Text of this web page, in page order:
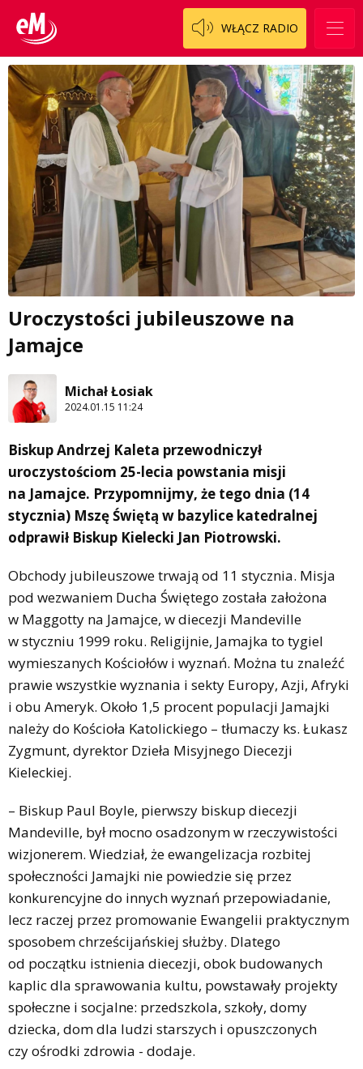
WŁĄCZ RADIO
Uroczystości jubileuszowe na
Jamajce
Michał Łosiak
2024.01.15 11:24
Biskup Andrzej Kaleta przewodniczył
uroczystościom 25-lecia powstania misji
na Jamajce. Przypomnijmy, że tego dnia (14
stycznia) Mszę Świętą w bazylice katedralnej
odprawił Biskup Kielecki Jan Piotrowski.
Obchody jubileuszowe trwają od 11 stycznia. Misja
pod wezwaniem Ducha Świętego została założona
w Maggotty na Jamajce, w diecezji Mandeville
w styczniu 1999 roku. Religijnie, Jamajka to tygiel
wymieszanych Kościołów i wyznań. Można tu znaleźć
prawie wszystkie wyznania i sekty Europy, Azji, Afryki
i obu Ameryk. Około 1,5 procent populacji Jamajki
należy do Kościoła Katolickiego – tłumaczy ks. Łukasz
Zygmunt, dyrektor Dzieła Misyjnego Diecezji
Kieleckiej.
– Biskup Paul Boyle, pierwszy biskup diecezji
Mandeville, był mocno osadzonym w rzeczywistości
wizjonerem. Wiedział, że ewangelizacja rozbitej
społeczności Jamajki nie powiedzie się przez
konkurencyjne do innych wyznań przepowiadanie,
lecz raczej przez promowanie Ewangelii praktycznym
sposobem chrześcijańskiej służby. Dlatego
od początku istnienia diecezji, obok budowanych
kaplic dla sprawowania kultu, powstawały projekty
społeczne i socjalne: przedszkola, szkoły, domy
dziecka, dom dla ludzi starszych i opuszczonych
czy ośrodki zdrowia - dodaje.